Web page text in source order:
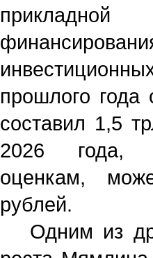
прошлого
составил 1,5
2026 года,
оценкам,
рублей.
Одним из